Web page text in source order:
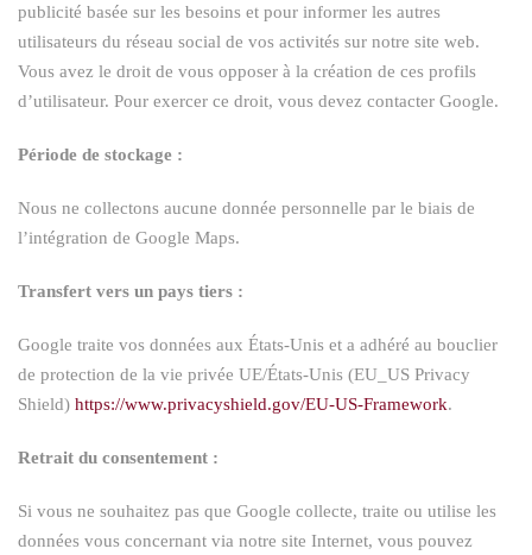
publicité basée sur les besoins et pour informer les autres
utilisateurs du réseau social de vos activités sur notre site web.
Vous avez le droit de vous opposer à la création de ces profils
d’utilisateur. Pour exercer ce droit, vous devez contacter Google.
Période de stockage :
Nous ne collectons aucune donnée personnelle par le biais de
l’intégration de Google Maps.
Transfert vers un pays tiers :
Google traite vos données aux États-Unis et a adhéré au bouclier
de protection de la vie privée UE/États-Unis (EU_US Privacy
Shield) https://www.privacyshield.gov/EU-US-Framework.
Retrait du consentement :
Si vous ne souhaitez pas que Google collecte, traite ou utilise les
données vous concernant via notre site Internet, vous pouvez